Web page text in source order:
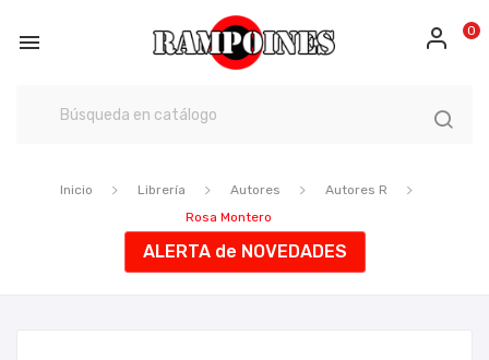
 0
Inicio Librería Autores
Autores R
Rosa Montero
ALERTA de NOVEDADES